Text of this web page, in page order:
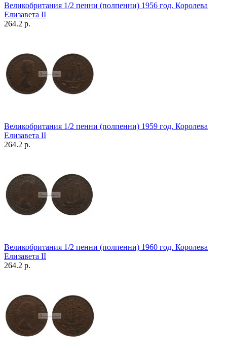
Великобритания 1/2 пенни (полпенни) 1956 год. Королева
Елизавета II
264.2 р.
Великобритания 1/2 пенни (полпенни) 1959 год. Королева
Елизавета II
264.2 р.
Великобритания 1/2 пенни (полпенни) 1960 год. Королева
Елизавета II
264.2 р.